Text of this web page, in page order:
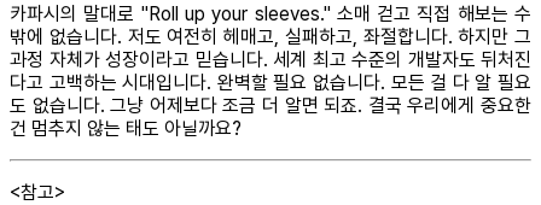
카파시의 말대로 "Roll up your sleeves." 소매 걷고 직접 해보는 수
밖에 없습니다. 저도 여전히 헤매고, 실패하고, 좌절합니다. 하지만 그
과정 자체가 성장이라고 믿습니다. 세계 최고 수준의 개발자도 뒤처진
다고 고백하는 시대입니다. 완벽할 필요 없습니다. 모든 걸 다 알 필요
도 없습니다. 그냥 어제보다 조금 더 알면 되죠. 결국 우리에게 중요한
건 멈추지 않는 태도 아닐까요?
<참고>